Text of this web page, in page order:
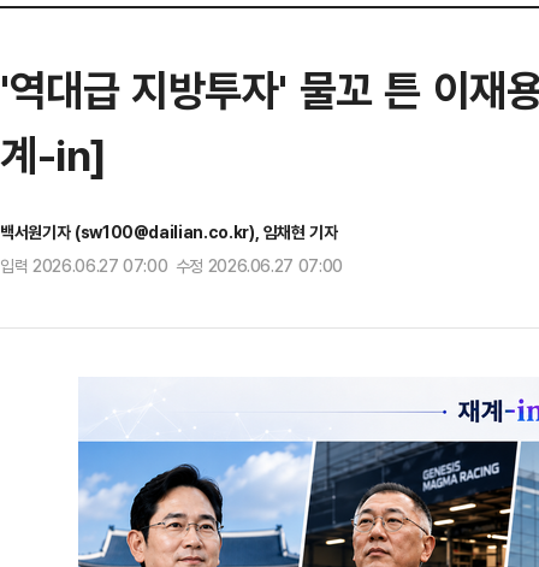
'역대급 지방투자' 물꼬 튼 이
계-in]
백서원기자 (sw100@dailian.co.kr), 임채현 기자
입력 2026.06.27 07:00 수정 2026.06.27 07:00